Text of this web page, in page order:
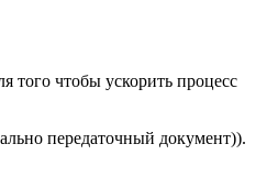
того чтобы ускорить процесс
передаточный документ)).